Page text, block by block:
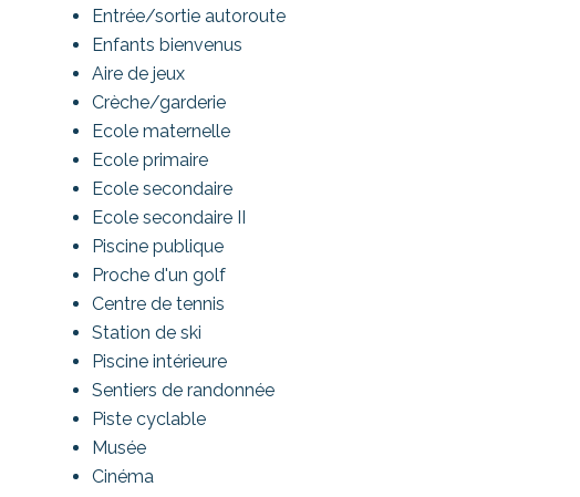
Entrée/sortie autoroute
Enfants bienvenus
Aire de jeux
Crèche/garderie
Ecole maternelle
Ecole primaire
Ecole secondaire
Ecole secondaire II
Piscine publique
Proche d'un golf
Centre de tennis
Station de ski
Piscine intérieure
Sentiers de randonnée
Piste cyclable
Musée
Cinéma